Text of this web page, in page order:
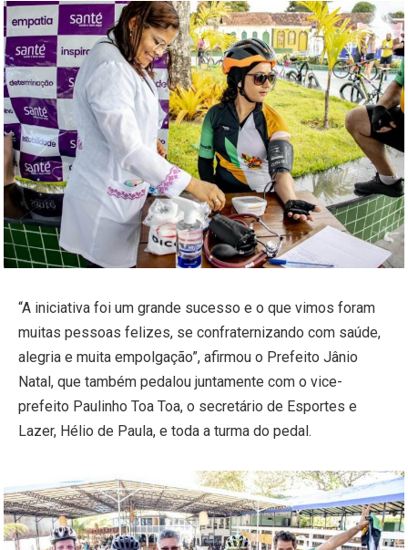
“A iniciativa foi um grande sucesso e o que vimos foram
muitas pessoas felizes, se confraternizando com saúde,
alegria e muita empolgação”, afirmou o Prefeito Jânio
Natal, que também pedalou juntamente com o vice-
prefeito Paulinho Toa Toa, o secretário de Esportes e
Lazer, Hélio de Paula, e toda a turma do pedal.